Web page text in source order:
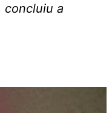
concluiu a